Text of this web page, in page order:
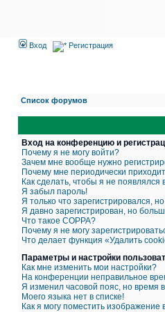
Вход Регистрация
Список форумов
Вход на конференцию и
Почему я не могу войти?
Зачем мне вообще нужно
Почему мне периодически
Как сделать, чтобы я не появлялся
Я забыл пароль!
Я только что зарегистрировался,
Я давно зарегистрирован, но
Что такое COPPA?
Почему я не могу
Что делает функция «Удалить
Параметры и настройки
Как мне изменить мои настройки?
На конференции неправильное
Я изменил часовой пояс, но время
Моего языка нет в списке!
Как я могу поместить